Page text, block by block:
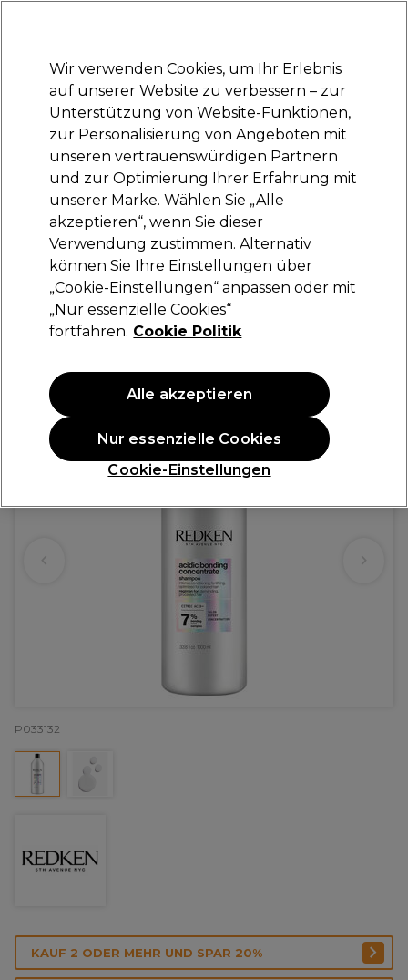
Anmelden
Marken Deals Haare Elektrogeräte Saloneinrichtung
Lieferung und Lieferzeiten
– mehr erfahren
Redken Acidic Bonding Concentrate
Shampoo 1l
61,35 €
ANGEBOT
P033132
KAUF 2 ODER MEHR UND SPAR 20%
Wir verwenden Cookies, um Ihr Erlebnis
auf unserer Website zu verbessern – zur
Unterstützung von Website-Funktionen,
zur Personalisierung von Angeboten mit
unseren vertrauenswürdigen Partnern
und zur Optimierung Ihrer Erfahrung mit
unserer Marke. Wählen Sie „Alle
akzeptieren“, wenn Sie dieser
Verwendung zustimmen. Alternativ
können Sie Ihre Einstellungen über
„Cookie-Einstellungen“ anpassen oder mit
„Nur essenzielle Cookies“
fortfahren. Cookie Politik
Cookie-Einstellungen
Nur essenzielle Cookies
Alle akzeptieren